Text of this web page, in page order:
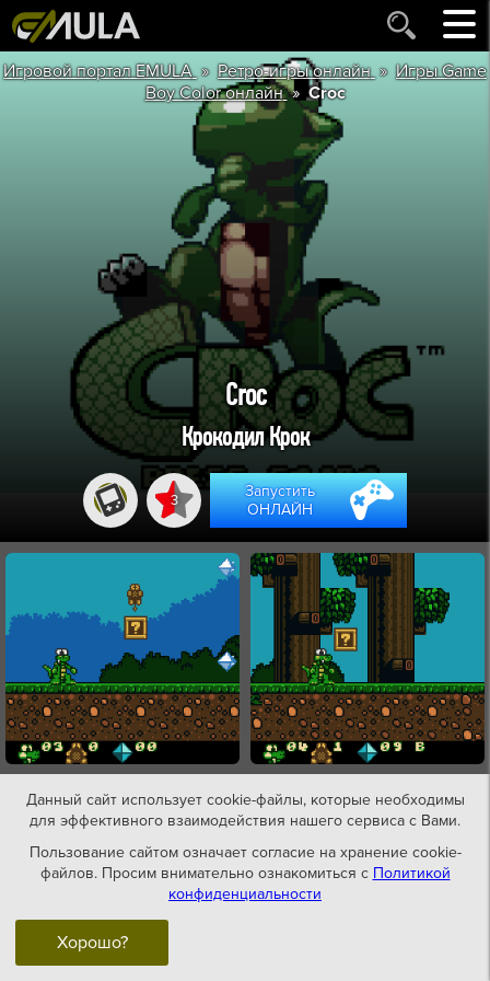
Игровой портал EMULA »Ретро-игры онлайн »Игры Game
Boy Color онлайн »Croc
Croc
Крокодил Крок
3
Запустить
ОНЛАЙН
Данный сайт использует cookie-файлы, которые необходимы
для эффективного взаимодействия нашего сервиса с Вами.
Пользование сайтом означает согласие на хранение cookie-
файлов. Просим внимательно ознакомиться с Политикой
конфиденциальности
Хорошо?